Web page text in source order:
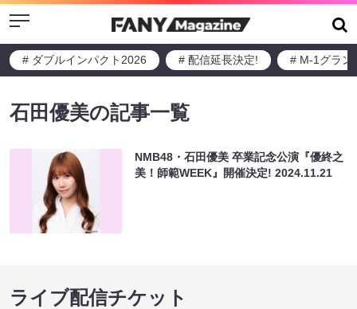
Menu
# ダブルインパクト2026 # 配信延長決定! # M-1グラン
石田優美の記事一覧
NMB48・石田優美 卒業記念公演『優終之
美！師範WEEK』開催決定!2024.11.21
ライブ配信チケット